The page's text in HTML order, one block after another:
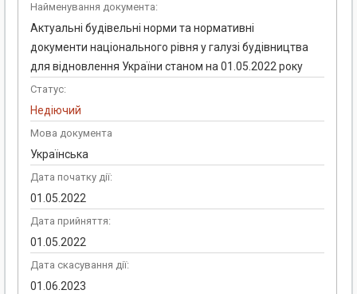
Найменування документа:
Актуальні будівельні норми та нормативні
документи національного рівня у галузі будівництва
для відновлення України станом на 01.05.2022 року
Статус:
Недіючий
Мова документа
Українська
Дата початку дії:
01.05.2022
Дата прийняття:
01.05.2022
Дата скасування дії:
01.06.2023